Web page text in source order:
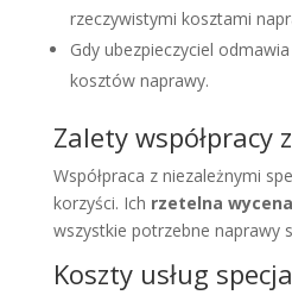
rzeczywistymi kosztami
Gdy ubezpieczyciel
kosztów naprawy.
Zalety współpracy
Współpraca z niezależnymi
korzyści. Ich rzetelna
wszystkie potrzebne naprawy
Koszty usług